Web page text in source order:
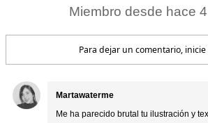
Miembro desde hace
Para dejar un comentario, inicie
Martawaterme
Me ha parecido brutal tu ilustración y